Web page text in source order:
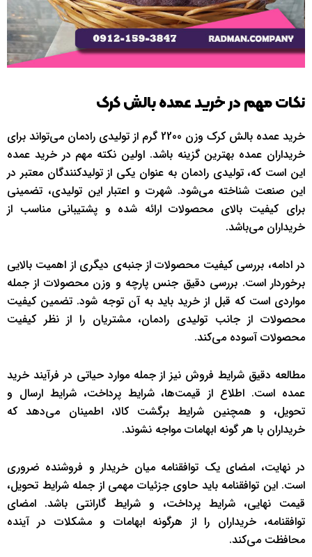
نکات مهم در خرید عمده بالش کرک
خرید عمده بالش کرک وزن 2200 گرم از تولیدی رادمان می‌تواند برای
خریداران عمده بهترین گزینه باشد. اولین نکته مهم در خرید عمده
این است که، تولیدی رادمان به عنوان یکی از تولیدکنندگان معتبر در
این صنعت شناخته می‌شود. شهرت و اعتبار این تولیدی، تضمینی
برای کیفیت بالای محصولات ارائه شده و پشتیبانی مناسب از
خریداران می‌باشد.
در ادامه، بررسی کیفیت محصولات از جنبه‌ی دیگری از اهمیت بالایی
برخوردار است. بررسی دقیق جنس پارچه و وزن محصولات از جمله
مواردی است که قبل از خرید باید به آن توجه شود. تضمین کیفیت
محصولات از جانب تولیدی رادمان، مشتریان را از نظر کیفیت
محصولات آسوده می‌کند.
مطالعه دقیق شرایط فروش نیز از جمله موارد حیاتی در فرآیند خرید
عمده است. اطلاع از قیمت‌ها، شرایط پرداخت، شرایط ارسال و
تحویل، و همچنین شرایط برگشت کالا، اطمینان می‌دهد که
خریداران با هر گونه ابهامات مواجه نشوند.
در نهایت، امضای یک توافقنامه میان خریدار و فروشنده ضروری
است. این توافقنامه باید حاوی جزئیات مهمی از جمله شرایط تحویل،
قیمت نهایی، شرایط پرداخت، و شرایط گارانتی باشد. امضای
توافقنامه، خریداران را از هرگونه ابهامات و مشکلات در آینده
محافظت می‌کند.